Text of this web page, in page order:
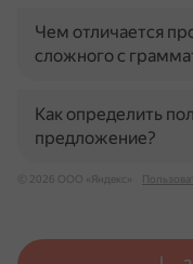
Чем отличается
сложного с
Как определить
предложение?
© 2026 ООО «Яндекс»